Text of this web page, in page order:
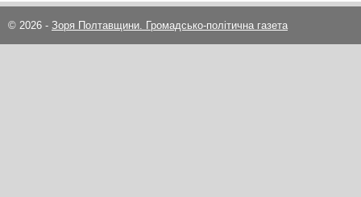
© 2026 - Зоря Полтавщини. Громадсько-політична газета